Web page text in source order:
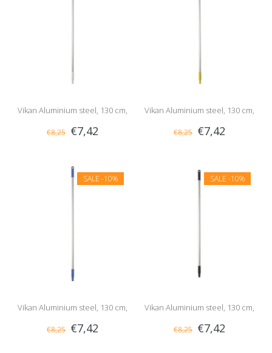
Vikan Aluminium steel, 130 cm,
Wit
€8,25 €7,42
Vikan Aluminium steel, 130 cm,
Geel
€8,25 €7,42
SALE -10%
Vikan Aluminium steel, 130 cm,
Paars
€8,25 €7,42
SALE -10%
Vikan Aluminium steel, 130 cm,
Zwart
€8,25 €7,42